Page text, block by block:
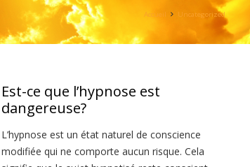
Accueil Uncategorized
Est-ce que l’hypnose est
dangereuse?
L’hypnose est un état naturel de conscience
modifiée qui ne comporte aucun risque. Cela